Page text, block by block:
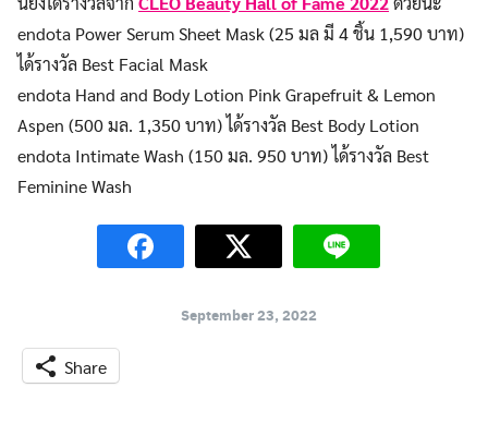
endota Power Serum Sheet Mask (25 มล มี 4 ชิ้น 1,590 บาท)
ได้รางวัล Best Facial Mask
endota Hand and Body Lotion Pink Grapefruit & Lemon
Aspen (500 มล. 1,350 บาท) ได้รางวัล Best Body Lotion
endota Intimate Wash (150 มล. 950 บาท) ได้รางวัล Best
Feminine Wash
September 23, 2022
Share